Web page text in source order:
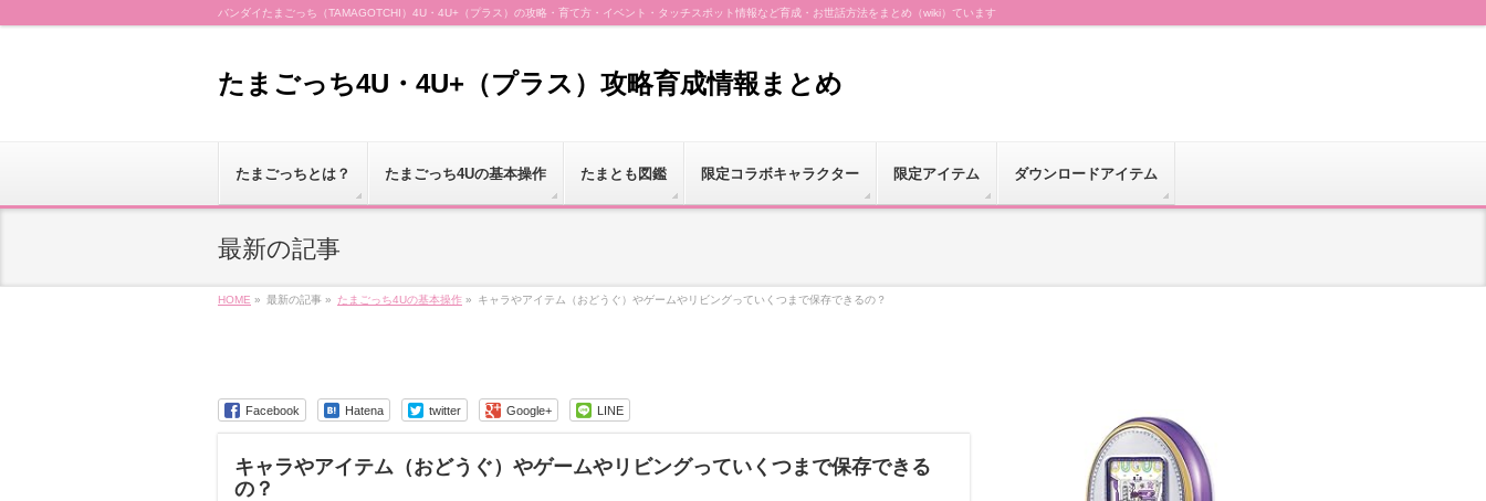
バンダイたまごっち（TAMAGOTCHI）4U・4U+（プラス）の攻略・育て方・イベント・タッチスポット情報など育成・お世話方法をまとめ（wiki）ています
たまごっち4U・4U+（プラス）攻略育成情報まとめ
たまごっちとは？ たまごっち4Uの基本操作 たまとも図鑑 限定コラボキャラクター 限定アイテム ダウンロードアイテム
最新の記事
HOME » 最新の記事 » たまごっち4Uの基本操作 » キャラやアイテム（おどうぐ）やゲームやリビングっていくつまで保存できるの？
Facebook Hatena twitter Google+ LINE
キャラやアイテム（おどうぐ）やゲームやリビングっていくつまで保存できる
の？